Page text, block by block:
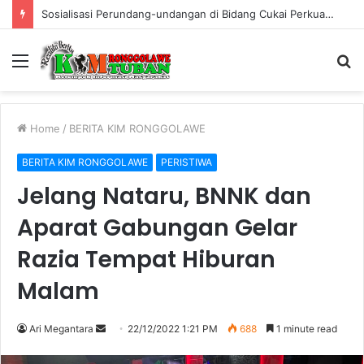
Sosialisasi Perundang-undangan di Bidang Cukai Perkuat Komitmen Berantas Rokok Ilegal di Kabupaten Tuban
Menu
Home / BERITA KIM RONGGOLAWE
BERITA KIM RONGGOLAWE PERISTIWA
Jelang Nataru, BNNK dan
Aparat Gabungan Gelar
Razia Tempat Hiburan
Malam
Ari Megantara 22/12/2022 1:21 PM 688 1 minute read